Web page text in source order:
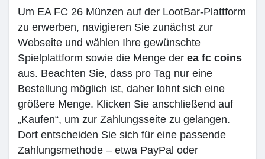
Um EA FC 26 Münzen auf der LootBar-Plattform
zu erwerben, navigieren Sie zunächst zur
Webseite und wählen Ihre gewünschte
Spielplattform sowie die Menge der ea fc coins
aus. Beachten Sie, dass pro Tag nur eine
Bestellung möglich ist, daher lohnt sich eine
größere Menge. Klicken Sie anschließend auf
„Kaufen“, um zur Zahlungsseite zu gelangen.
Dort entscheiden Sie sich für eine passende
Zahlungsmethode – etwa PayPal oder